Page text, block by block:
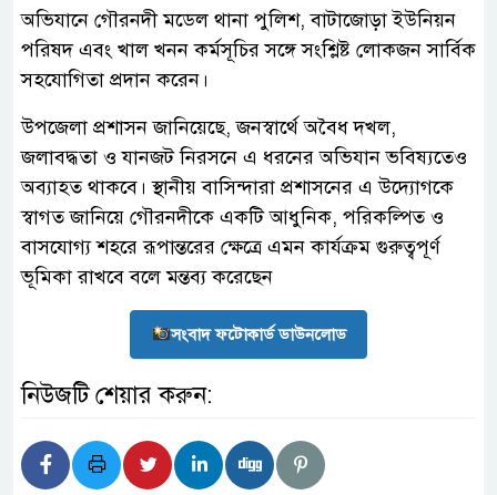
অভিযানে গৌরনদী মডেল থানা পুলিশ, বাটাজোড়া ইউনিয়ন
পরিষদ এবং খাল খনন কর্মসূচির সঙ্গে সংশ্লিষ্ট লোকজন সার্বিক
সহযোগিতা প্রদান করেন।
উপজেলা প্রশাসন জানিয়েছে, জনস্বার্থে অবৈধ দখল,
জলাবদ্ধতা ও যানজট নিরসনে এ ধরনের অভিযান ভবিষ্যতেও
অব্যাহত থাকবে। স্থানীয় বাসিন্দারা প্রশাসনের এ উদ্যোগকে
স্বাগত জানিয়ে গৌরনদীকে একটি আধুনিক, পরিকল্পিত ও
বাসযোগ্য শহরে রূপান্তরের ক্ষেত্রে এমন কার্যক্রম গুরুত্বপূর্ণ
ভূমিকা রাখবে বলে মন্তব্য করেছেন
সংবাদ ফটোকার্ড ডাউনলোড
নিউজটি শেয়ার করুন: